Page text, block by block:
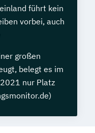
führt kein
vorbei, auch
großen
belegt es im
nur Platz